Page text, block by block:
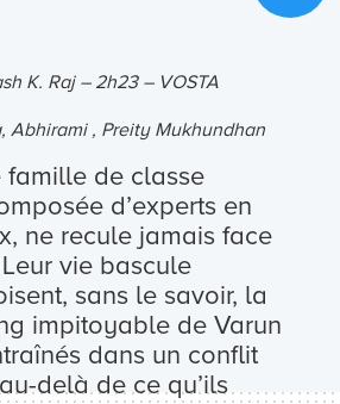
K. Raj – 2h23 – VOSTA
Abhirami , Preity Mukhundhan
famille de classe
d’experts en
ne recule jamais face
vie bascule
sans le savoir, la
impitoyable de Varun
dans un conflit
delà de ce qu’ils